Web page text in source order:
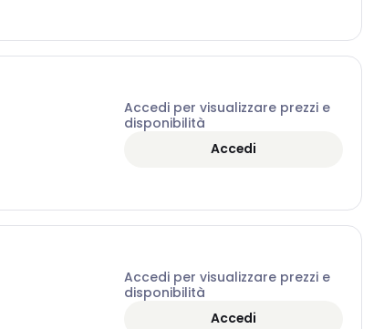
Accedi per visualizzare prezzi e
disponibilità
Accedi
Accedi per visualizzare prezzi e
disponibilità
Accedi